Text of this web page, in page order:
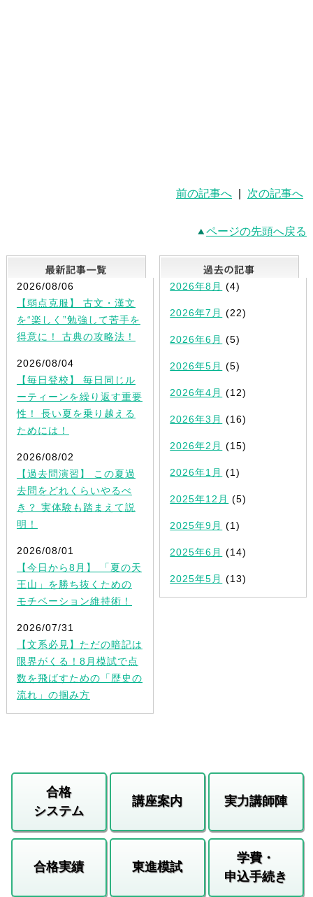
前の記事へ 次の記事へ
ページの先頭へ戻る
最新記事一覧
2026/08/06
【弱点克服】 古文・漢文
を“楽しく”勉強して苦手を
得意に！ 古典の攻略法！
2026/08/04
【毎日登校】 毎日同じル
ーティーンを繰り返す重要
性！ 長い夏を乗り越える
ためには！
2026/08/02
【過去問演習】 この夏過
去問をどれくらいやるべ
き？ 実体験も踏まえて説
明！
2026/08/01
【今日から8月】 「夏の天
王山」を勝ち抜くための
モチベーション維持術！
2026/07/31
【文系必見】ただの暗記は
限界がくる！8月模試で点
数を飛ばすための「歴史の
流れ」の掴み方
2026年8月 (4)
2026年7月 (22)
2026年6月 (5)
2026年5月 (5)
2026年4月 (12)
2026年3月 (16)
2026年2月 (15)
2026年1月 (1)
2025年12月 (5)
2025年9月 (1)
2025年6月 (14)
2025年5月 (13)
合格
システム
講座案内 実力講師陣
合格実績 東進模試
学費・
申込手続き